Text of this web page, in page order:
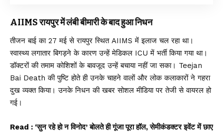
AIIMS रायपुर में लंबी बीमारी के बाद हुआ निधन
तीजन बाई का 27 मई से रायपुर स्थित AIIMS में इलाज चल रहा था।
स्वास्थ्य लगातार बिगड़ने के कारण उन्हें मेडिकल ICU में भर्ती किया गया था।
डॉक्टरों की तमाम कोशिशों के बावजूद उन्हें बचाया नहीं जा सका। Teejan
Bai Death की पुष्टि होते ही उनके चाहने वालों और लोक कलाकारों ने गहरा
दुख व्यक्त किया। उनके निधन की खबर सोशल मीडिया पर तेजी से वायरल हो
गई।
Read : ‘सुन रहे हो न विनोद’ बोलते ही गूंजा पूरा हॉल, सेमीकंडक्टर इवेंट में छाए